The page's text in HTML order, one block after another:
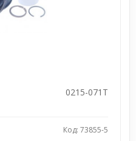
0215-071T
Код: 73855-5